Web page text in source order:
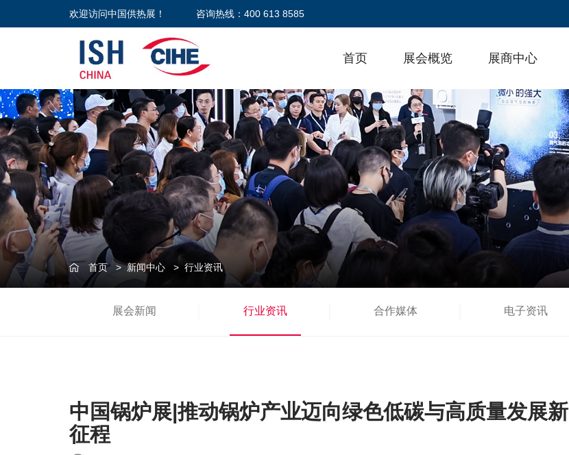
欢迎访问中国供热展！ 咨询热线：400 613 8585
首页 展会概览 展商中心
首页>新闻中心> 行业资讯
展会新闻 行业资讯 合作媒体 电子资讯
中国锅炉展|推动锅炉产业迈向绿色低碳与高质量发展新
征程